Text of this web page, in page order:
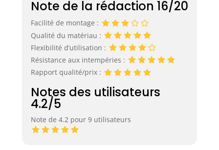
Note de la rédaction 16/20
Facilité de montage :
Qualité du matériau :
Flexibilité d’utilisation :
Résistance aux intempéries :
Rapport qualité/prix :
Notes des utilisateurs
4.2/5
Note de 4.2 pour 9 utilisateurs